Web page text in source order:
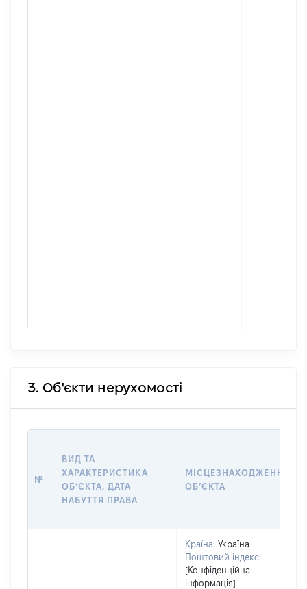
3. Об'єкти нерухомості
№
ВИД ТА
ХАРАКТЕРИСТИКА
ОБʼЄКТА, ДАТА
НАБУТТЯ ПРАВА
МІСЦЕЗНАХОДЖЕННЯ
ОБʼЄКТА
Країна: Україна
Поштовий індекс:
[Конфіденційна
інформація]